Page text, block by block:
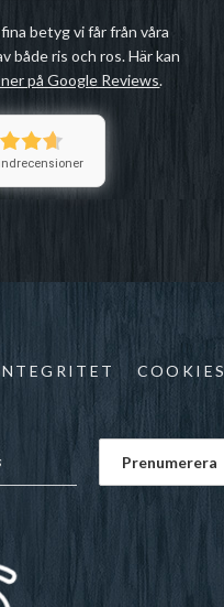
betyg vi får från våra
både ris och ros. Här kan
på Google Reviews.
COOKIES